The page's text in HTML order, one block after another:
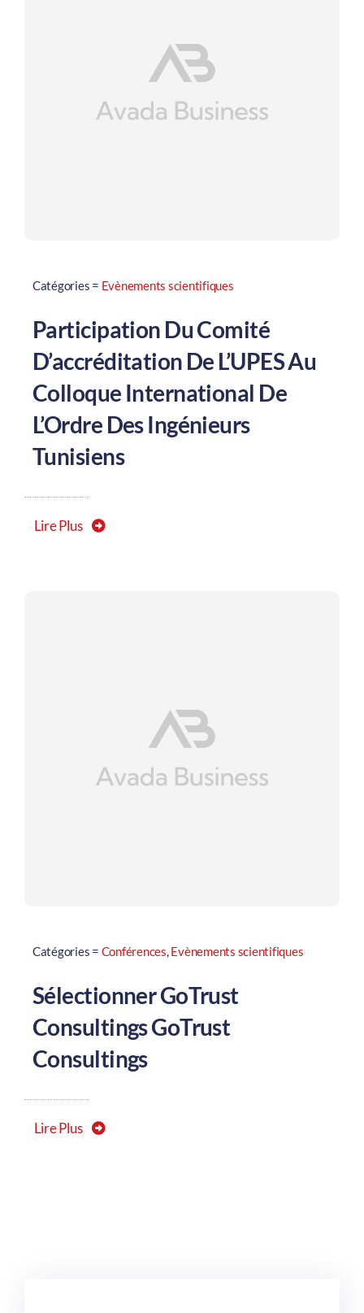
Catégories = Evènements scientifiques
Participation Du Comité
D’accréditation De L’UPES Au
Colloque International De
L’Ordre Des Ingénieurs
Tunisiens
Lire Plus
Catégories = Conférences,Evènements scientifiques
Sélectionner GoTrust
Consultings GoTrust
Consultings
Lire Plus